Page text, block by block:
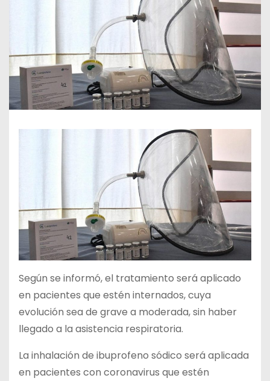
Según se informó, el tratamiento será aplicado
en pacientes que estén internados, cuya
evolución sea de grave a moderada, sin haber
llegado a la asistencia respiratoria.
La inhalación de ibuprofeno sódico será aplicada
en pacientes con coronavirus que estén